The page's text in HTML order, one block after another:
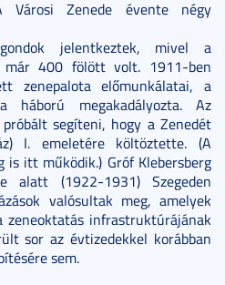
Zenede évente négy
jelentkeztek, mivel a
már 400 fölött volt. 1911-ben
zenepalota előmunkálatai, a
háború megakadályozta. Az
segíteni, hogy a Zenedét
I. emeletére költöztette. (A
is itt működik.) Gróf Klebersberg
alatt (1922-1931) Szegeden
valósultak meg, amelyek
infrastruktúrájának
sor az évtizedekkel korábban
sem.